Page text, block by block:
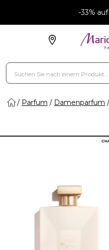
-33%
Parfum Damenparfum